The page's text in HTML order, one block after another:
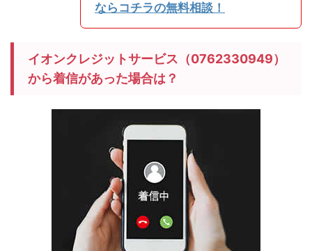
ならコチラの無料相談！
イオンクレジットサービス（0762330949）
から着信があった場合は？